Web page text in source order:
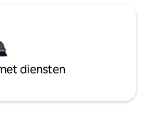
diensten